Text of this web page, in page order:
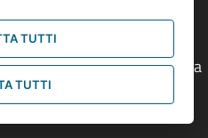
6 - 40124 Bologna
2193111
TUTTI
TUTTI